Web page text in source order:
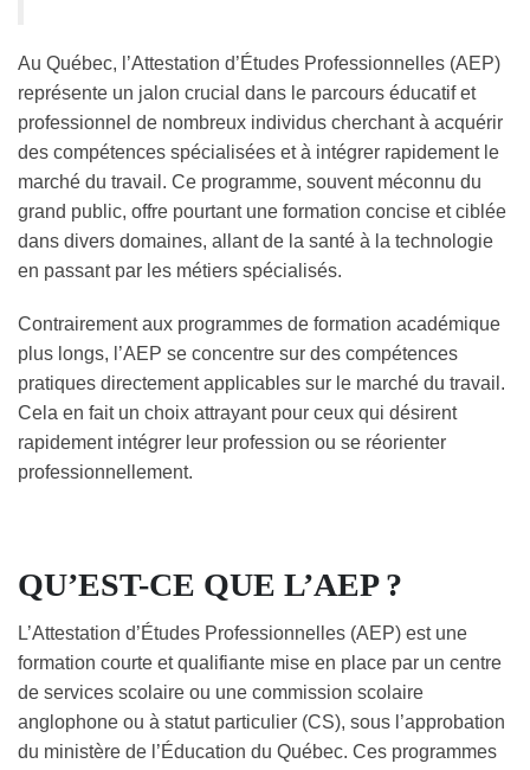
Au Québec, l’Attestation d’Études Professionnelles (AEP)
représente un jalon crucial dans le parcours éducatif et
professionnel de nombreux individus cherchant à acquérir
des compétences spécialisées et à intégrer rapidement le
marché du travail. Ce programme, souvent méconnu du
grand public, offre pourtant une formation concise et ciblée
dans divers domaines, allant de la santé à la technologie
en passant par les métiers spécialisés.
Contrairement aux programmes de formation académique
plus longs, l’AEP se concentre sur des compétences
pratiques directement applicables sur le marché du travail.
Cela en fait un choix attrayant pour ceux qui désirent
rapidement intégrer leur profession ou se réorienter
professionnellement.
QU’EST-CE QUE L’AEP ?
L’Attestation d’Études Professionnelles (AEP) est une
formation courte et qualifiante mise en place par un centre
de services scolaire ou une commission scolaire
anglophone ou à statut particulier (CS), sous l’approbation
du ministère de l’Éducation du Québec. Ces programmes